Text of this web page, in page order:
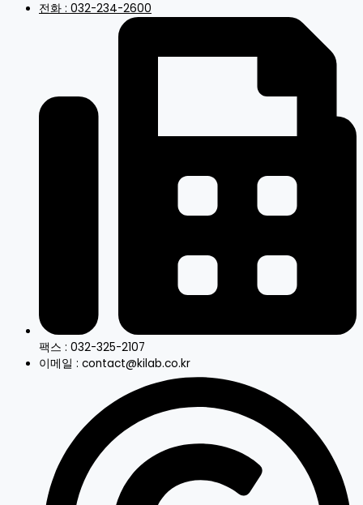
전화 : 032-234-2600
팩스 : 032-325-2107
이메일 : contact@kilab.co.kr